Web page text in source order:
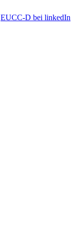
EUCC-D bei linkedIn